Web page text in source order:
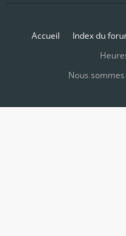
Accueil Index du
Nous